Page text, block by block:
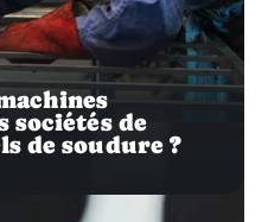
sociétés de
de soudure ?